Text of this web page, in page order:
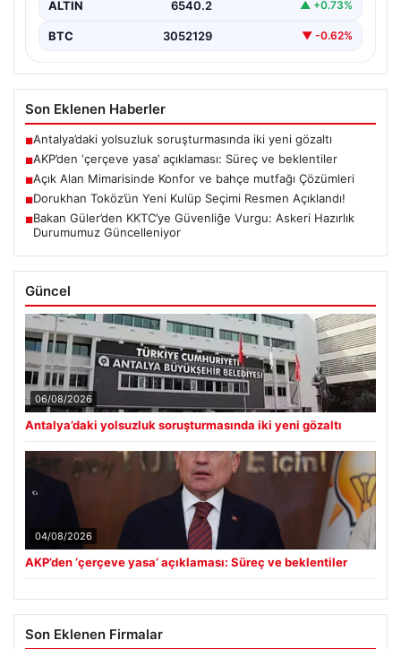
ALTIN 6540.2 ▲ +0.73%
BTC 3052129 ▼ -0.62%
Son Eklenen Haberler
■Antalya’daki yolsuzluk soruşturmasında iki yeni gözaltı
■AKP’den ‘çerçeve yasa’ açıklaması: Süreç ve beklentiler
■Açık Alan Mimarisinde Konfor ve bahçe mutfağı Çözümleri
■Dorukhan Toköz’ün Yeni Kulüp Seçimi Resmen Açıklandı!
■Bakan Güler’den KKTC’ye Güvenliğe Vurgu: Askeri Hazırlık
Durumumuz Güncelleniyor
Güncel
06/08/2026
Antalya’daki yolsuzluk soruşturmasında iki yeni gözaltı
04/08/2026
AKP’den ‘çerçeve yasa’ açıklaması: Süreç ve beklentiler
Son Eklenen Firmalar